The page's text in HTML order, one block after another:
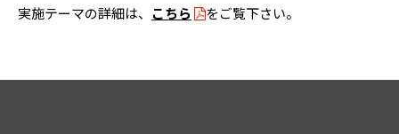
実施テーマの詳細は、 こちら をご覧下さい。